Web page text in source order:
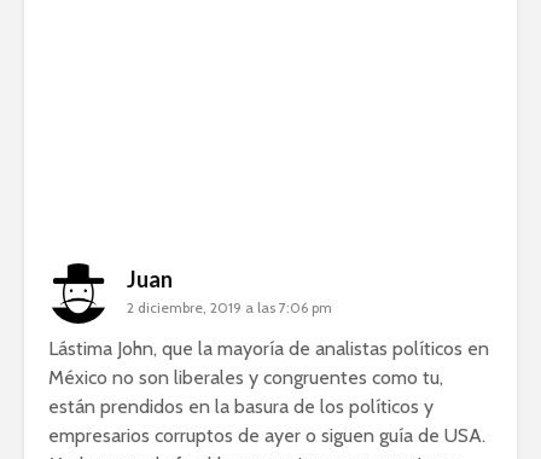
Juan
2 diciembre, 2019 a las 7:06 pm
Lástima John, que la mayoría de analistas políticos en
México no son liberales y congruentes como tu,
están prendidos en la basura de los políticos y
empresarios corruptos de ayer o siguen guía de USA.